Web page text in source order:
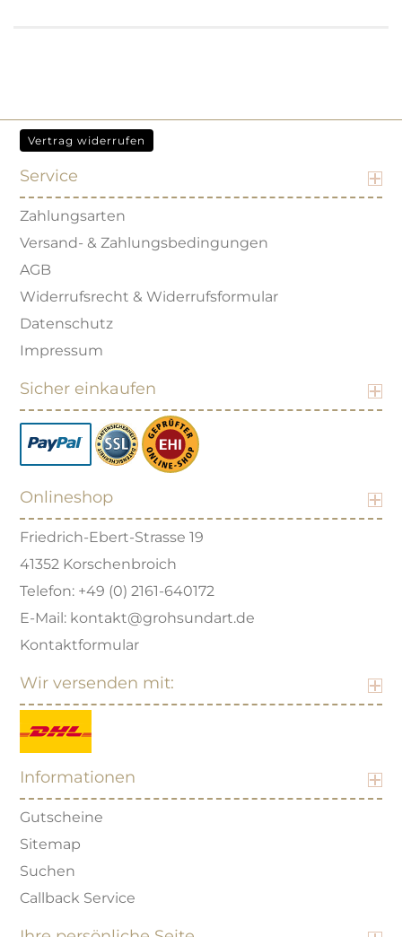
Vertrag widerrufen
Service
Zahlungsarten
Versand- & Zahlungsbedingungen
AGB
Widerrufsrecht & Widerrufsformular
Datenschutz
Impressum
Sicher einkaufen
Onlineshop
Friedrich-Ebert-Strasse 19
41352 Korschenbroich
Telefon: +49 (0) 2161-640172
E-Mail: kontakt@grohsundart.de
Kontaktformular
Wir versenden mit:
Informationen
Gutscheine
Sitemap
Suchen
Callback Service